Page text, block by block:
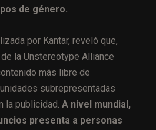
de género.
por Kantar, reveló que,
la Unstereotype Alliance
más libre de
subrepresentadas
la publicidad. A nivel mundial,
presenta a personas